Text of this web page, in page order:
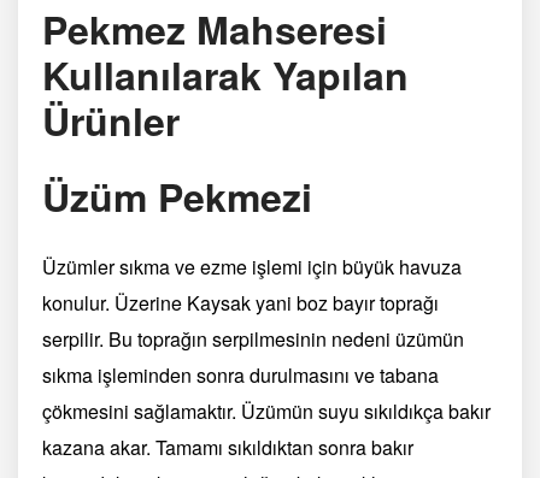
Pekmez Mahseresi
Kullanılarak Yapılan
Ürünler
Üzüm Pekmezi
Üzümler sıkma ve ezme işlemi için büyük havuza
konulur. Üzerine Kaysak yani boz bayır toprağı
serpilir. Bu toprağın serpilmesinin nedeni üzümün
sıkma işleminden sonra durulmasını ve tabana
çökmesini sağlamaktır. Üzümün suyu sıkıldıkça bakır
kazana akar. Tamamı sıkıldıktan sonra bakır